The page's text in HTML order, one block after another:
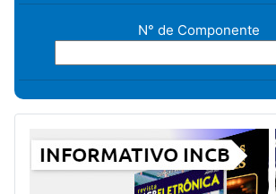
N° de Componente